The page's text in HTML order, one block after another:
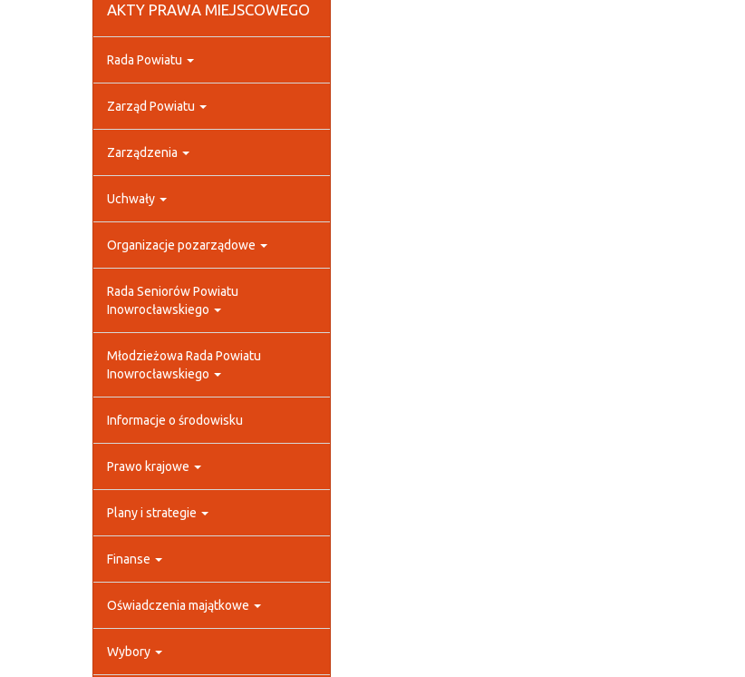
AKTY PRAWA MIEJSCOWEGO
Rada Powiatu
Zarząd Powiatu
Zarządzenia
Uchwały
Organizacje pozarządowe
Rada Seniorów Powiatu
Inowrocławskiego
Młodzieżowa Rada Powiatu
Inowrocławskiego
Informacje o środowisku
Prawo krajowe
Plany i strategie
Finanse
Oświadczenia majątkowe
Wybory